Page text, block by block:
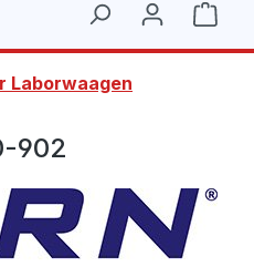
Laborwaagen
902